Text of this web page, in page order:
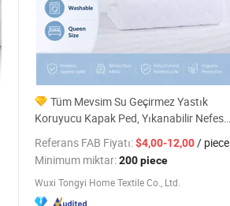
Tüm Mevsim Su Geçirmez Yastık
Koruyucu Kapak Ped, Yıkanabilir Nefes
Alabilir Yastık Kapağı
Referans FAB Fiyatı:$4,00-12,00/ piece
Minimum miktar:200 piece
Wuxi Tongyi Home Textile Co., Ltd.